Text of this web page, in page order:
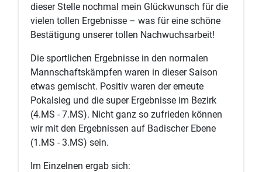
dieser Stelle nochmal mein Glückwunsch für die
vielen tollen Ergebnisse – was für eine schöne
Bestätigung unserer tollen Nachwuchsarbeit!
Die sportlichen Ergebnisse in den normalen
Mannschaftskämpfen waren in dieser Saison
etwas gemischt. Positiv waren der erneute
Pokalsieg und die super Ergebnisse im Bezirk
(4.MS - 7.MS). Nicht ganz so zufrieden können
wir mit den Ergebnissen auf Badischer Ebene
(1.MS - 3.MS) sein.
Im Einzelnen ergab sich: